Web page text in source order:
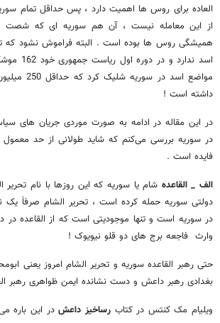
العاده برای روس ها اهمیت دارد ، پس حداقل تمام
از این معامله نیست ، آن هم سوریه ای که شصت
همیشگی روس ها بوده است . البته فراموش نشود که
اسد
مواضع اسد در
داشته است !
در این مقاله در ادامه به صورت موردی جریان های
در سوریه بررسی می‌کنم که شاید طولانی از حد معمول
فایده است .
الف _ القاعده شام یا سوریه که این روزها با نام
دولتی سوریه حمله کرده است ، تحریر الشام صرفاَ یک
در سوریه است و تنها موجودیتی است که از القاعده در
وارث فاجعه برج های دو قلو نیویوک !
حتی رهبر القاعده سوریه و تحریر الشام امروز یعنی
بغدادی رهبر داعش و دست نشانده ایمن ظواهری رهبر
ویلیام مک کنتس در کتاب رساخیز داعشدر این باره